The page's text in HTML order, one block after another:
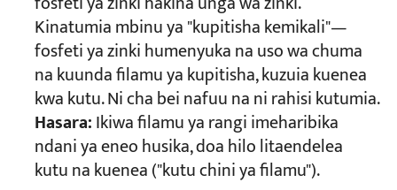
Kinatumia mbinu ya "kupitisha kemikali"—
fosfeti ya zinki humenyuka na uso wa chuma
na kuunda filamu ya kupitisha, kuzuia kuenea
kwa kutu. Ni cha bei nafuu na ni rahisi kutumia.
Hasara:Ikiwa filamu ya rangi imeharibika
ndani ya eneo husika, doa hilo litaendelea
kutu na kuenea ("kutu chini ya filamu").